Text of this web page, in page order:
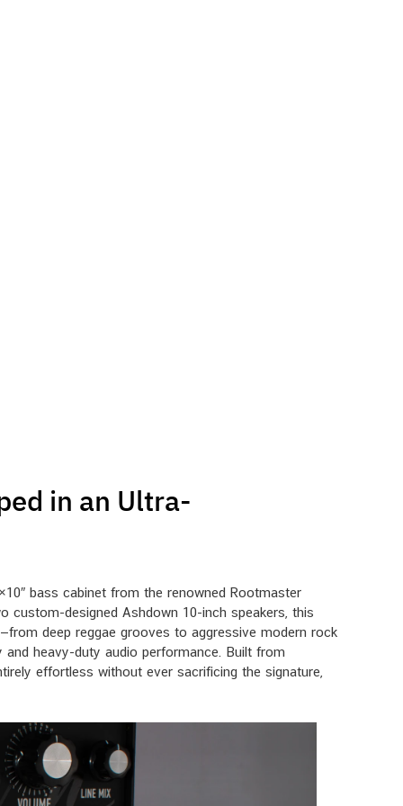
in an Ultra-
bass cabinet from the renowned Rootmaster
custom-designed Ashdown 10-inch speakers, this
deep reggae grooves to aggressive modern rock
and heavy-duty audio performance. Built from
effortless without ever sacrificing the signature,